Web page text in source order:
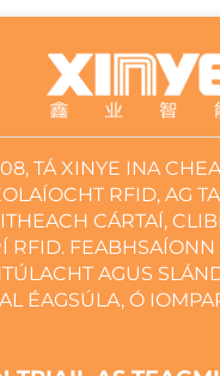
TÁ XINYE INA
RFID, AG
CÁRTAÍ,
RFID. FEABHSAÍONN
AGUS
ÉAGSÚLA, Ó